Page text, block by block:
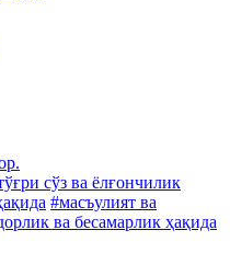
сўз ва ёлғончилик
#масъулият ва
ва бесамарлик ҳақида